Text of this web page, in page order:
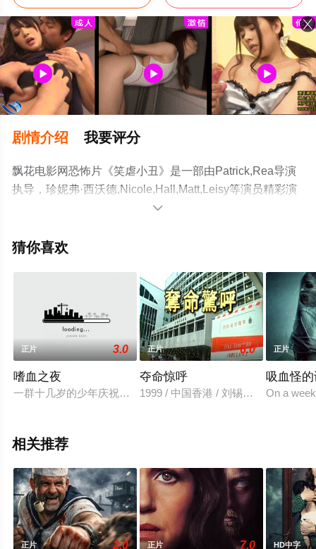
剧情介绍 我要评分
飘花电影网恐怖片《笑虐小丑》是一部由Patrick,Rea导演
执导，珍妮弗·西沃德,Nicole,Hall,Matt,Leisy等演员精彩演
绎的美国电影，手机免费观看高清无删减完整版电影大全
或剧情网等平台了解。

猜你喜欢
正片 3.0
嗜血之夜
一群十几岁的少年庆祝一个本地连环杀人犯的忌日，突然发现
正片 6.0
夺命惊呼
1999 / 中国香港 / 刘锡明,刘凌,郑蕾,
正片
吸血怪
On a
相关推荐
正片 2.0 正片 7.0 HD中字